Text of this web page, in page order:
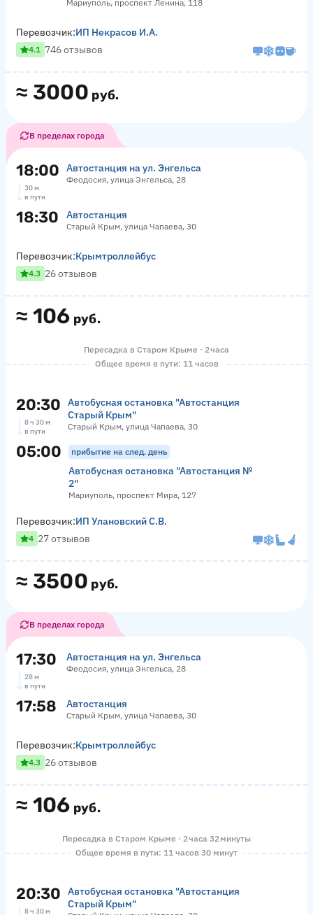
Мариуполь, проспект Ленина, 118
≈ 3000 руб.
Перевозчик:ИП Некрасов И.А.
4.1 746 отзывов
В пределах города
18:00 Автостанция на ул. Энгельса
Феодосия, улица Энгельса, 28
30 м
в пути
18:30 Автостанция
Старый Крым, улица Чапаева, 30
≈ 106 руб.
Перевозчик:Крымтроллейбус
4.3 26 отзывов
Пересадка в Старом Крыме · 2 часа
Общее время в пути: 11 часов
20:30
Автобусная остановка "Автостанция
Старый Крым"
Старый Крым, улица Чапаева, 30
8 ч 30 м
в пути
05:00 прибытие на след. день
Автобусная остановка "Автостанция №
2"
Мариуполь, проспект Мира, 127
≈ 3500 руб.
Перевозчик:ИП Улановский С.В.
4 27 отзывов
В пределах города
17:30 Автостанция на ул. Энгельса
Феодосия, улица Энгельса, 28
28 м
в пути
17:58 Автостанция
Старый Крым, улица Чапаева, 30
≈ 106 руб.
Перевозчик:Крымтроллейбус
4.3 26 отзывов
Пересадка в Старом Крыме · 2 часа 32 минуты
Общее время в пути: 11 часов 30 минут
20:30
Автобусная остановка "Автостанция
Старый Крым"
8 ч 30 м